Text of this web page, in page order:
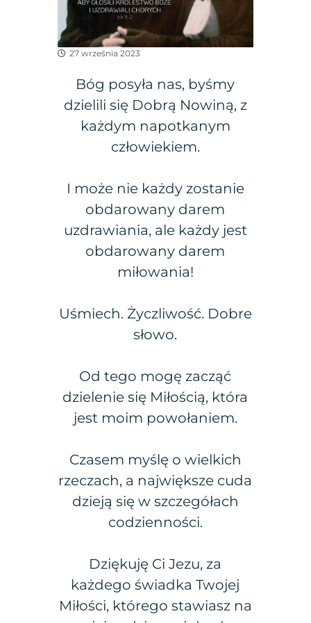
27 września 2023
Bóg posyła nas, byśmy
dzielili się Dobrą Nowiną, z
każdym napotkanym
człowiekiem.
I może nie każdy zostanie
obdarowany darem
uzdrawiania, ale każdy jest
obdarowany darem
miłowania!
Uśmiech. Życzliwość. Dobre
słowo.
Od tego mogę zacząć
dzielenie się Miłością, która
jest moim powołaniem.
Czasem myślę o wielkich
rzeczach, a największe cuda
dzieją się w szczegółach
codzienności.
Dziękuję Ci Jezu, za
każdego świadka Twojej
Miłości, którego stawiasz na